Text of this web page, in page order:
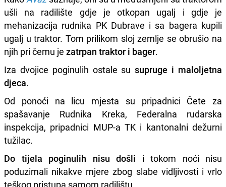
ušli na radilište gdje je otkopan ugalj i gdje je
mehanizacija rudnika PK Dubrave i sa bagera kupili
ugalj u traktor. Tom prilikom sloj zemlje se obrušio na
njih pri čemu je zatrpan traktor i bager.
Iza dvojice poginulih ostale susupruge i maloljetna
djeca.
Od ponoći na licu mjesta su pripadnici Čete za
spašavanje Rudnika Kreka, Federalna rudarska
inspekcija, pripadnici MUP-a TK i kantonalni dežurni
tužilac.
Do tijela poginulih nisu došli i tokom noći nisu
poduzimali nikakve mjere zbog slabe vidljivosti i vrlo
teškog pristupa samom radilištu.